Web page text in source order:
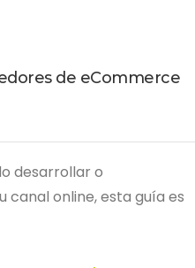
de eCommerce
desarrollar o
canal online, esta guía es